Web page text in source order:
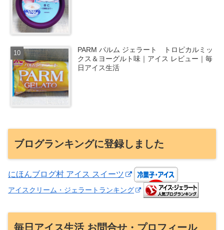
PARM パルム ジェラート トロピカルミッ
クス＆ヨーグルト味｜アイス レビュー｜毎
日アイス生活
ブログランキングに登録しました
にほんブログ村 アイス スイーツ
アイスクリーム・ジェラートランキング
毎日アイス生活 お問合せ・プロフィール